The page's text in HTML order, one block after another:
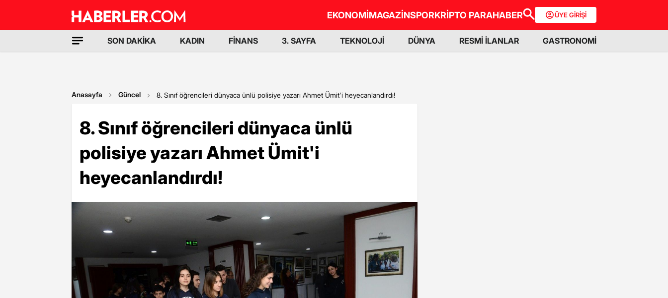
EKONOMİMAGAZİNSPORKRİPTO PARAHABER ÜYE GİRİŞİ
SON DAKİKA KADIN FİNANS 3. SAYFA TEKNOLOJİ DÜNYA RESMİ İLANLAR GASTRONOMİ
Anasayfa Güncel 8. Sınıf öğrencileri dünyaca ünlü polisiye yazarı Ahmet Ümit'i heyecanlandırdı!
8. Sınıf öğrencileri dünyaca ünlü
polisiye yazarı Ahmet Ümit'i
heyecanlandırdı!